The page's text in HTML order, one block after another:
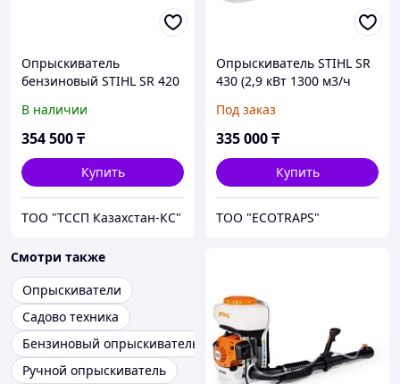
Опрыскиватель
бензиновый STIHL SR 420
В наличии
354 500₸
Купить
ТОО "ТССП Казахстан-КС"
Опрыскиватель STIHL SR
430 (2,9 кВт 1300 м3/ч
SR 430 petrol sprayer
Под заказ
335 000₸
Купить
ТОО "ECOTRAPS"
Смотри также
Опрыскиватели
Садово техника
Бензиновый опрыскиватель
Ручной опрыскиватель